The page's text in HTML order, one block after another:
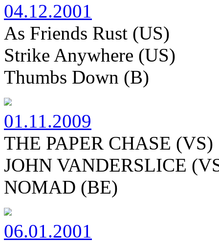
04.12.2001
As Friends Rust (US)
Strike Anywhere (US)
Thumbs Down (B)
01.11.2009
THE PAPER CHASE (VS)
JOHN VANDERSLICE
NOMAD (BE)
06.01.2001